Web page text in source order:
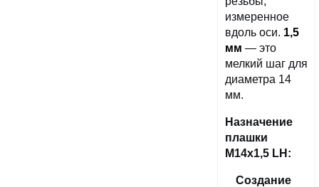
измеренное
вдоль оси. 1,5
мм — это
мелкий шаг для
диаметра 14
мм.
Назначение
плашки
М14х1,5 LH:
Создание